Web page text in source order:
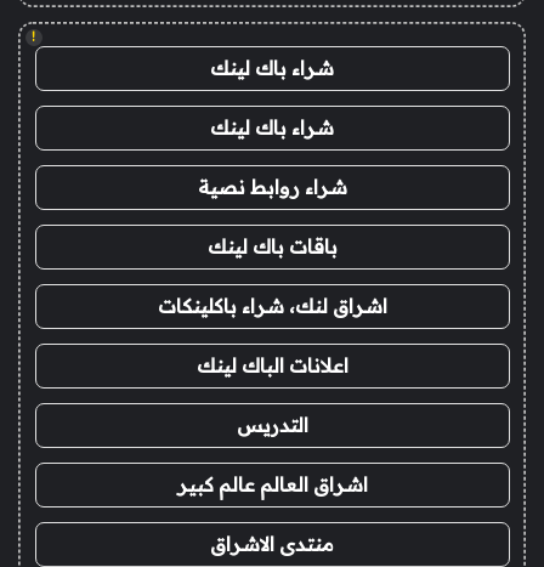
!
شراء باك لينك
شراء باك لينك
شراء روابط نصية
باقات باك لينك
اشراق لنك، شراء باكلينكات
اعلانات الباك لينك
التدريس
اشراق العالم عالم كبير
منتدى الاشراق